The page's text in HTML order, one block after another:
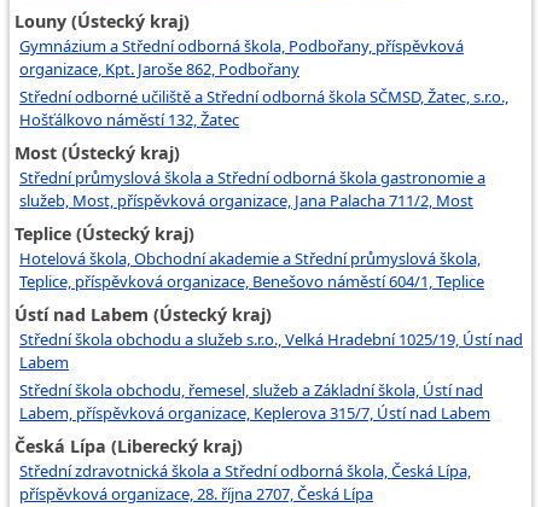
Louny (Ústecký kraj)
Gymnázium a Střední odborná škola, Podbořany, příspěvková
organizace, Kpt. Jaroše 862, Podbořany
Střední odborné učiliště a Střední odborná škola SČMSD, Žatec, s.r.o.,
Hošťálkovo náměstí 132, Žatec
Most (Ústecký kraj)
Střední průmyslová škola a Střední odborná škola gastronomie a
služeb, Most, příspěvková organizace, Jana Palacha 711/2, Most
Teplice (Ústecký kraj)
Hotelová škola, Obchodní akademie a Střední průmyslová škola,
Teplice, příspěvková organizace, Benešovo náměstí 604/1, Teplice
Ústí nad Labem (Ústecký kraj)
Střední škola obchodu a služeb s.r.o., Velká Hradební 1025/19, Ústí nad
Labem
Střední škola obchodu, řemesel, služeb a Základní škola, Ústí nad
Labem, příspěvková organizace, Keplerova 315/7, Ústí nad Labem
Česká Lípa (Liberecký kraj)
Střední zdravotnická škola a Střední odborná škola, Česká Lípa,
příspěvková organizace, 28. října 2707, Česká Lípa